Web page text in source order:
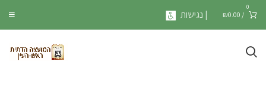
0
/
₪0.00 | נגישות